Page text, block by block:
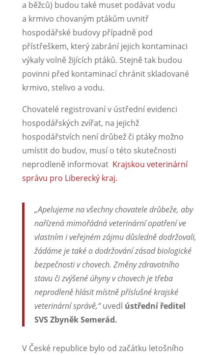
a běžců) budou také muset podávat vodu
a krmivo chovaným ptákům uvnitř
hospodářské budovy případně pod
přístřeškem, který zabrání jejich kontaminaci
výkaly volně žijících ptáků. Stejně tak budou
povinni před kontaminací chránit skladované
krmivo, stelivo a vodu.
Chovatelé registrovaní v ústřední evidenci
hospodářských zvířat, na jejichž
hospodářstvích není drůbež či ptáky možno
umístit do budov, musí o této skutečnosti
neprodleně informovat Krajskou veterinární
správu pro Liberecký kraj.
„Apelujeme na všechny chovatele drůbeže, aby
nařízená mimořádná veterinární opatření ve
vlastním i veřejném zájmu důsledně dodržovali,
žádáme je také o dodržování zásad biologické
bezpečnosti v chovech. Změny zdravotního
stavu či zvýšené úhyny v chovech je třeba
neprodleně hlásit místně příslušné krajské
veterinární správě,“uvedl ústřední ředitel
SVS Zbyněk Semerád.
V České republice bylo od začátku letošního